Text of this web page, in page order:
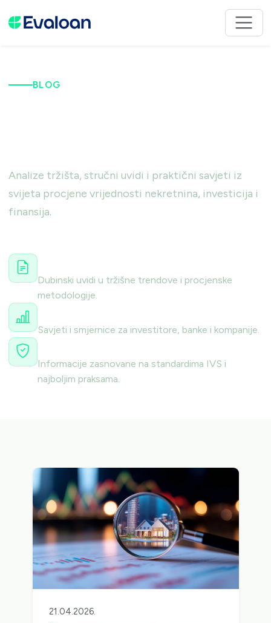
BLOG
Analize tržišta, stručni uvidi i praktični savjeti iz
svijeta procjene vrijednosti nekretnina, investicija i
finansija.
Stručne analize
Dubinski uvidi u tržišne trendove i procjenske
metodologije.
Praktični savjeti
Savjeti i smjernice za investitore, banke i kompanije.
Pouzdani izvori
Informacije zasnovane na standardima IVS i
najboljim praksama.
21.04.2026.